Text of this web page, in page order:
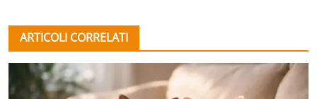
ARTICOLI CORRELATI